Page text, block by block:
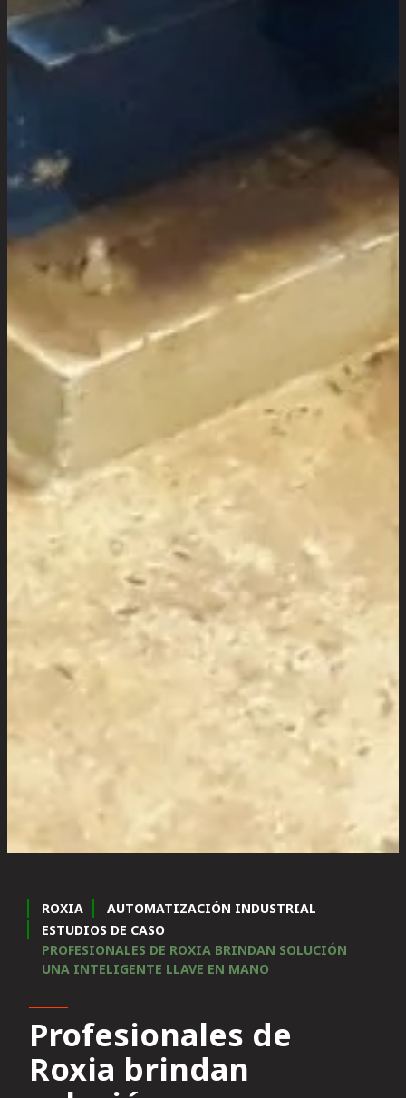
ROXIA
AUTOMATIZACIÓN INDUSTRIAL
ESTUDIOS DE CASO
PROFESIONALES DE ROXIA BRINDAN SOLUCIÓN
UNA INTELIGENTE LLAVE EN MANO
Profesionales de
Roxia brindan